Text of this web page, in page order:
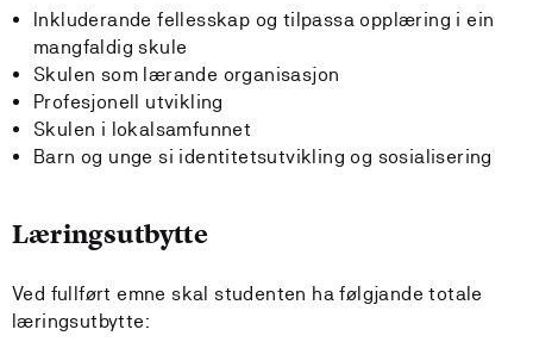
Inkluderande fellesskap og tilpassa opplæring i ein
mangfaldig skule
Skulen som lærande organisasjon
Profesjonell utvikling
Skulen i lokalsamfunnet
Barn og unge si identitetsutvikling og sosialisering
Læringsutbytte
Ved fullført emne skal studenten ha følgjande totale
læringsutbytte: